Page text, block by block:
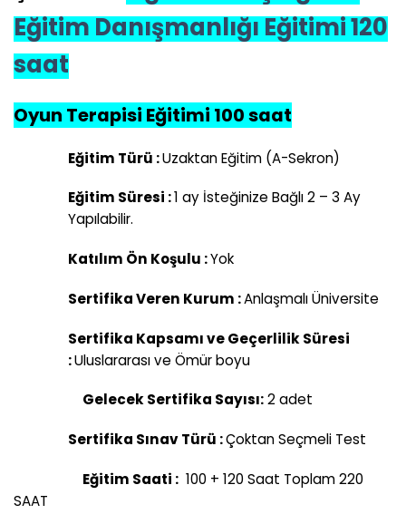
Eğitim Danışmanlığı Eğitimi 120
saat
Oyun Terapisi Eğitimi 100 saat
Eğitim Türü :Uzaktan Eğitim (A-Sekron)
Eğitim Süresi :1 ay İsteğinize Bağlı 2 – 3 Ay
Yapılabilir.
Katılım Ön Koşulu :Yok
Sertifika Veren Kurum :Anlaşmalı Üniversite
Sertifika Kapsamı ve Geçerlilik Süresi
:Uluslararası ve Ömür boyu
Gelecek Sertifika Sayısı:2 adet
Sertifika Sınav Türü :Çoktan Seçmeli Test
Eğitim Saati : 100 + 120 Saat Toplam 220
SAAT